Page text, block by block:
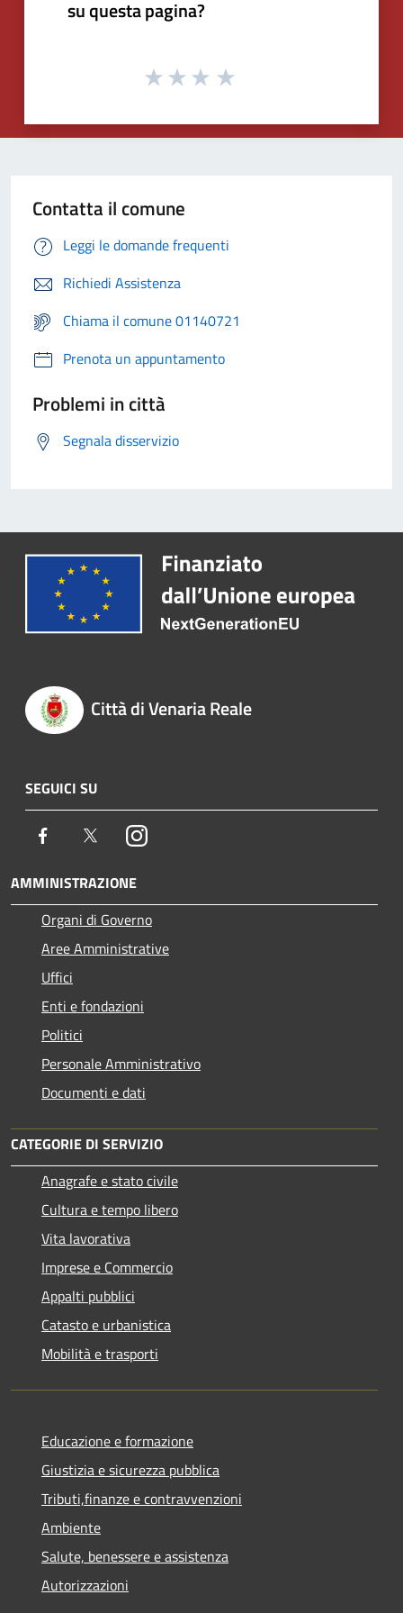
su questa pagina?
Contatta il comune
Leggi le domande frequenti
Richiedi Assistenza
Chiama il comune 01140721
Prenota un appuntamento
Problemi in città
Segnala disservizio
Città di Venaria Reale
SEGUICI SU
Facebook TwitterInstagram
AMMINISTRAZIONE
Organi di Governo
Aree Amministrative
Uffici
Enti e fondazioni
Politici
Personale Amministrativo
Documenti e dati
CATEGORIE DI SERVIZIO
Anagrafe e stato civile
Cultura e tempo libero
Vita lavorativa
Imprese e Commercio
Appalti pubblici
Catasto e urbanistica
Mobilità e trasporti
Educazione e formazione
Giustizia e sicurezza pubblica
Tributi,finanze e contravvenzioni
Ambiente
Salute, benessere e assistenza
Autorizzazioni